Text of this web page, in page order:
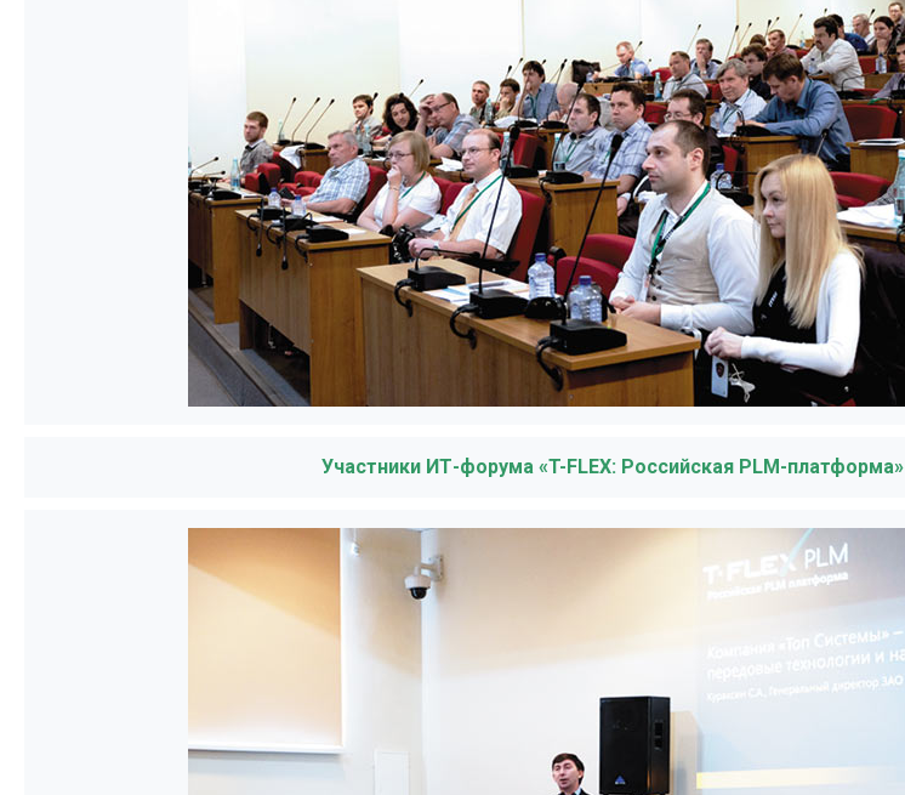
Участники ИТ-форума «T-FLEX: Российская PLM-платформа»